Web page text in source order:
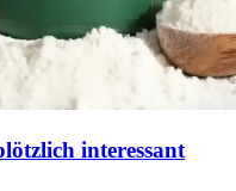
interessant